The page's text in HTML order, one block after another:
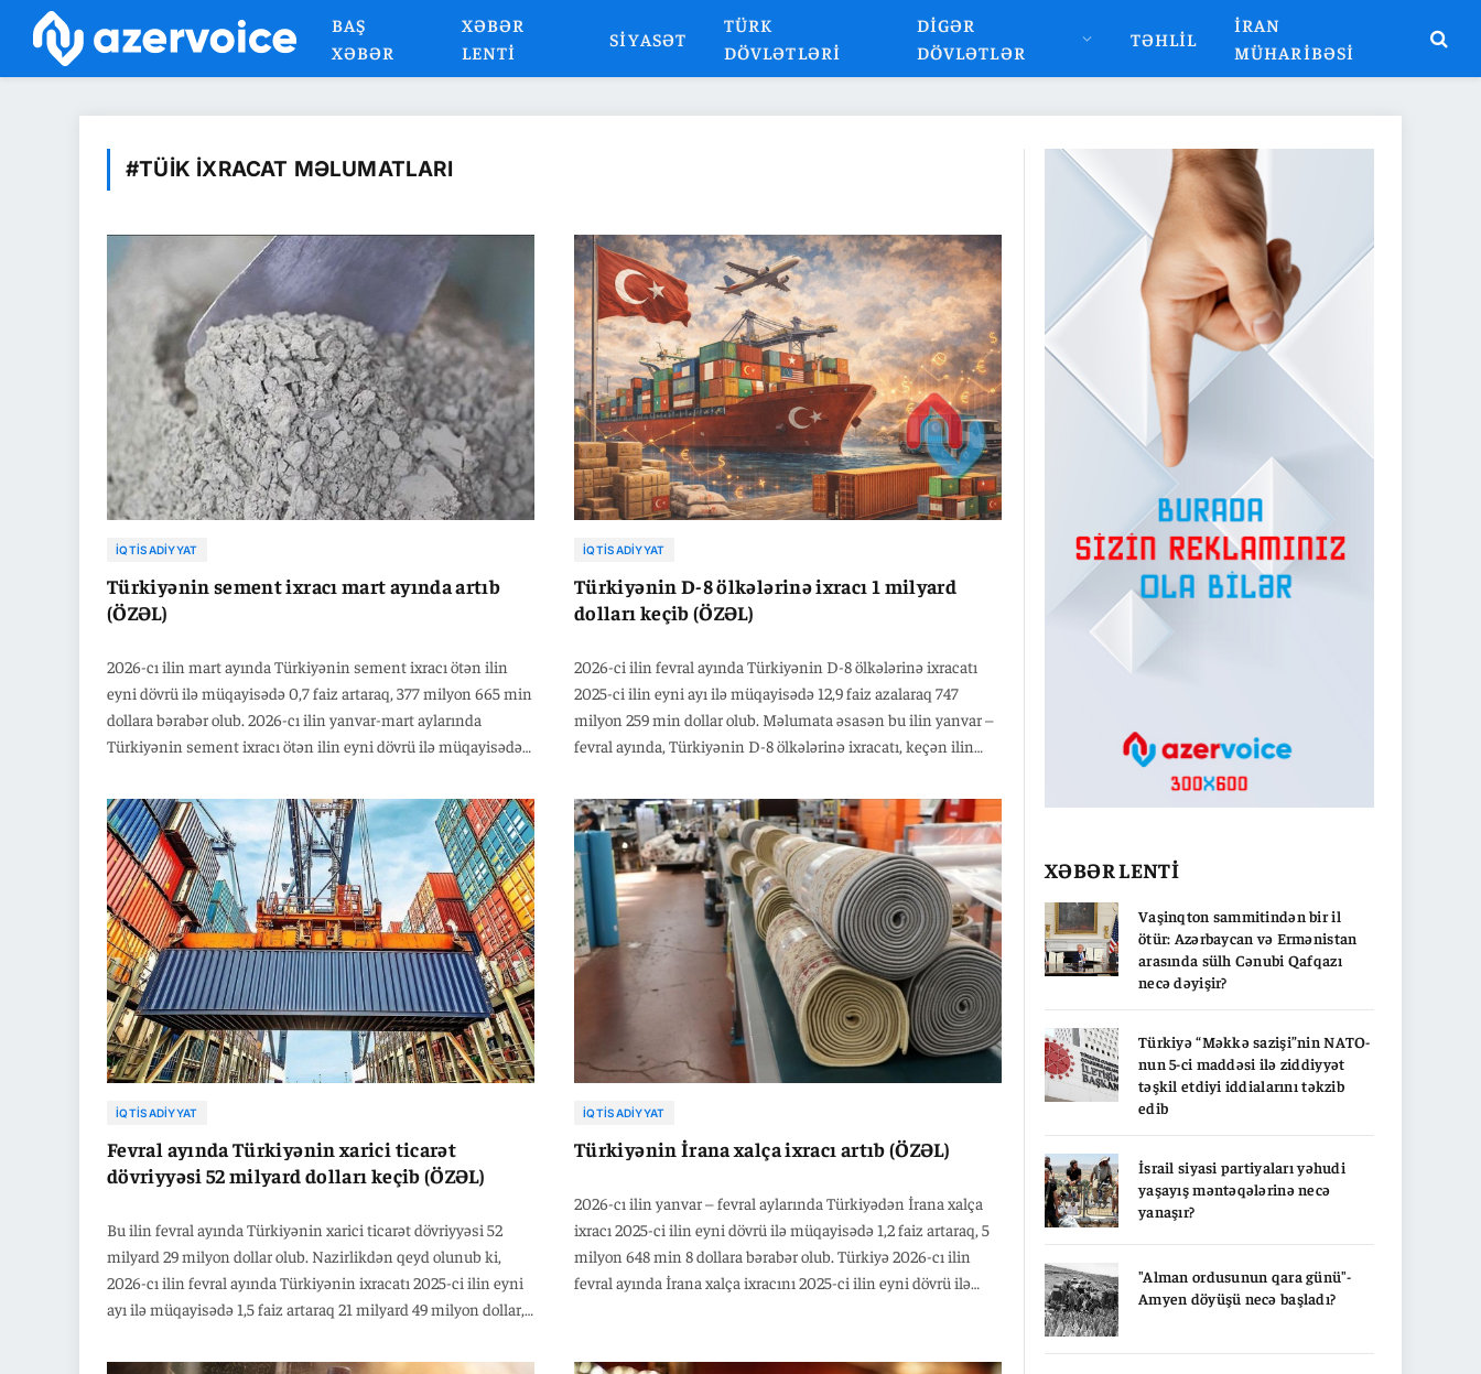
BAŞ
XƏBƏR
XƏBƏR
LENTI
SIYASƏT
TÜRK
DÖVLƏTLƏRI
DIGƏR
DÖVLƏTLƏR
TƏHLIL
İRAN
MÜHARIBƏSI
#TÜİK IXRACAT MƏLUMATLARI
İQTISADIYYAT
Türkiyənin sement ixracı mart ayında artıb
(ÖZƏL)
2026-cı ilin mart ayında Türkiyənin sement ixracı ötən ilin
eyni dövrü ilə müqayisədə 0,7 faiz artaraq, 377 milyon 665 min
dollara bərabər olub. 2026-cı ilin yanvar-mart aylarında
Türkiyənin sement ixracı ötən ilin eyni dövrü ilə müqayisədə
İQTISADIYYAT
Türkiyənin D-8 ölkələrinə ixracı 1 milyard
dolları keçib (ÖZƏL)
2026-ci ilin fevral ayında Türkiyənin D-8 ölkələrinə ixracatı
2025-ci ilin eyni ayı ilə müqayisədə 12,9 faiz azalaraq 747
milyon 259 min dollar olub. Məlumata əsasən bu ilin yanvar –
fevral ayında, Türkiyənin D-8 ölkələrinə ixracatı, keçən ilin
milyon 101 min dollar olub. “Bu ilin fevral ayında Türkiyənin
D-8 ölkələrindən idxalı 2025 -ci ilin eyni dövrü ilə müqayisədə
9,6 faiz artaraq 1 milyard 263 milyon 759 min dollar təşkil edib”
– deyə nazirlikdən bildiriblər.
İQTISADIYYAT
Fevral ayında Türkiyənin xarici ticarət
dövriyyəsi 52 milyard dolları keçib (ÖZƏL)
Bu ilin fevral ayında Türkiyənin xarici ticarət dövriyyəsi 52
milyard 29 milyon dollar olub. Nazirlikdən qeyd olunub ki,
2026-cı ilin fevral ayında Türkiyənin ixracatı 2025-ci ilin eyni
ayı ilə müqayisədə 1,5 faiz artaraq 21 milyard 49 milyon dollar,
yanvar – fevral ayında Türkiyənin xarici ticarət dövriyyəsi
İQTISADIYYAT
Türkiyənin İrana xalça ixracı artıb (ÖZƏL)
2026-cı ilin yanvar – fevral aylarında Türkiyədən İrana xalça
ixracı 2025-ci ilin eyni dövrü ilə müqayisədə 1,2 faiz artaraq, 5
milyon 648 min 8 dollara bərabər olub. Türkiyə 2026-cı ilin
fevral ayında İrana xalça ixracını 2025-ci ilin eyni dövrü ilə
xalça ixracı ötən ilin eyni dövrü ilə müqayisədə 2,7 faiz
XƏBƏR LENTİ
Vaşinqton sammitindən bir il
ötür: Azərbaycan və Ermənistan
arasında sülh Cənubi Qafqazı
necə dəyişir?
Türkiyə “Məkkə sazişi”nin NATO-
nun 5-ci maddəsi ilə ziddiyyət
təşkil etdiyi iddialarını təkzib
edib
İsrail siyasi partiyaları yəhudi
yaşayış məntəqələrinə necə
yanaşır?
"Alman ordusunun qara günü"-
Amyen döyüşü necə başladı?